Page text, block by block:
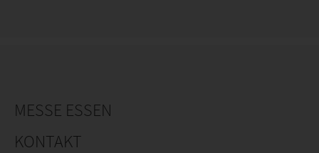
MESSE ESSEN
KONTAKT